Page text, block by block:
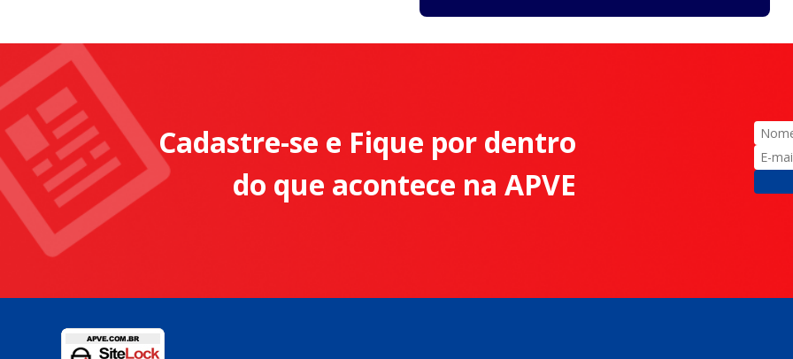
Cadastre-se e Fique por dentro
do que acontece na APVE